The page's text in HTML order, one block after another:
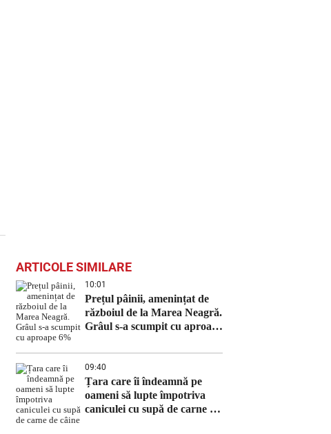
ARTICOLE SIMILARE
10:01
Prețul pâinii, amenințat de
războiul de la Marea Neagră.
Grâul s-a scumpit cu aproape
09:40
Țara care îi îndeamnă pe
oameni să lupte împotriva
caniculei cu supă de carne de